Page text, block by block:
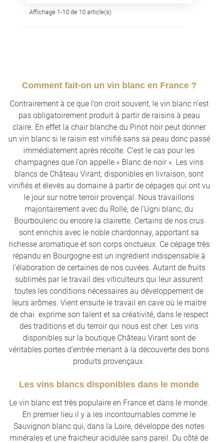
Affichage 1-10 de 10 article(s)
Comment fait-on un vin blanc en France ?
Contrairement à ce que l’on croit souvent, le vin blanc n’est
pas obligatoirement produit à partir de raisins à peau
claire. En effet la chair blanche du Pinot noir peut donner
un vin blanc si le raisin est vinifié sans sa peau donc passé
immédiatement après récolte. C’est le cas pour les
champagnes que l’on appelle « Blanc de noir ». Les vins
blancs de Château Virant, disponibles en livraison, sont
vinifiés et élevés au domaine à partir de cépages qui ont vu
le jour sur notre terroir provençal. Nous travaillons
majoritairement avec du Rolle, de l’Ugni blanc, du
Bourboulenc ou encore la clairette. Certains de nos crus
sont enrichis avec le noble chardonnay, apportant sa
richesse aromatique et son corps onctueux. Ce cépage très
répandu en Bourgogne est un ingrédient indispensable à
l’élaboration de certaines de nos cuvées. Autant de fruits
sublimés par le travail des viticulteurs qui leur assurent
toutes les conditions nécessaires au développement de
leurs arômes. Vient ensuite le travail en cave où le maitre
de chai exprime son talent et sa créativité, dans le respect
des traditions et du terroir qui nous est cher. Les vins
disponibles sur la boutique Château Virant sont de
véritables portes d’entrée menant à la découverte des bons
produits provençaux.
Les vins blancs disponibles dans le monde
Le vin blanc est très populaire en France et dans le monde.
En premier lieu il y a les incontournables comme le
Sauvignon blanc qui, dans la Loire, développe des notes
minérales et une fraicheur acidulée sans pareil. Du côté de